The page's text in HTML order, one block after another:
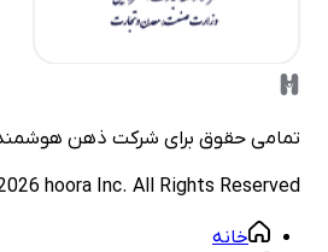
حقوق برای شرکتذهن هوشمند
©2026hoora Inc. All Rights
خانه